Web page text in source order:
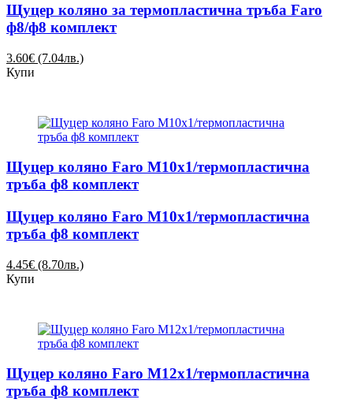
Щуцер коляно за термопластична тръба Faro
ф8/ф8 комплект
3.60€ (7.04лв.)
Купи
Щуцер коляно Faro М10х1/термопластична
тръба ф8 комплект
Щуцер коляно Faro М10х1/термопластична
тръба ф8 комплект
4.45€ (8.70лв.)
Купи
Щуцер коляно Faro М12х1/термопластична
тръба ф8 комплект